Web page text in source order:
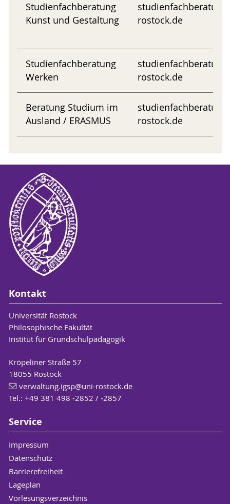
Studienfachberatung
Kunst und Gestaltung
rostock.de
Studienfachberatung
Werken
rostock.de
Beratung Studium im
Ausland / ERASMUS
rostock.de
Kontakt
Universität Rostock
Philosophische Fakultät
Institut für Grundschulpädagogik
Kröpeliner Straße 57
18055 Rostock
verwaltung.igsp@uni-rostock.de
Tel.: +49 381 498 -2852 / -2857
Service
Impressum
Datenschutz
Barrierefreiheit
Lageplan
Vorlesungsverzeichnis